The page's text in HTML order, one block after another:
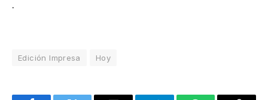
.
Edición Impresa Hoy